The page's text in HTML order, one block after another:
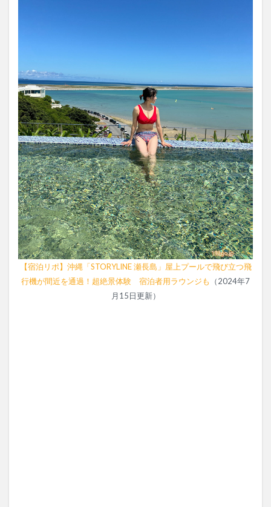
【宿泊リポ】沖縄「STORYLINE 瀬長島」屋上プールで飛び立つ飛
行機が間近を通過！超絶景体験 宿泊者用ラウンジも
（2024年7
月15日更新）